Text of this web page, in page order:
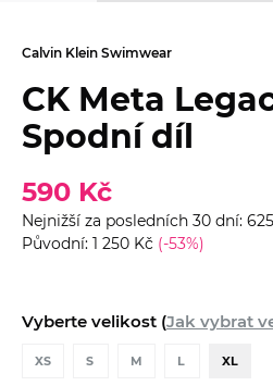
Calvin Klein Swimwear
CK Meta
Spodní díl
590 Kč
Nejnižší za posledních 30 dní:
Původní: 1 250 Kč (-53%)
Vyberte velikost (Jak vybrat
XS S M L XL